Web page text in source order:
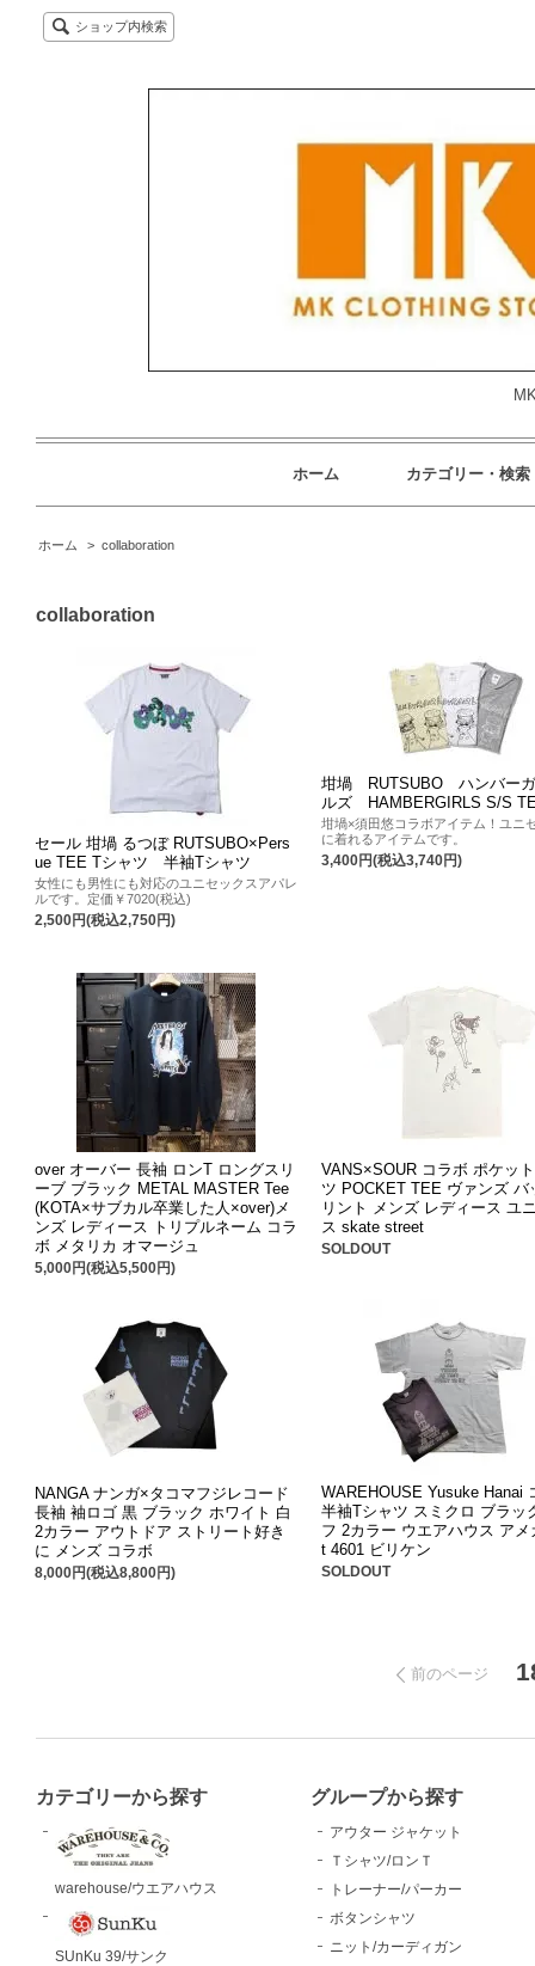
ショップ内検索
ホーム カテゴリー・検索
ホーム > collaboration
collaboration
セール 坩堝 るつぼ RUTSUBO×Pers
ue TEE Tシャツ 半袖Tシャツ
女性にも男性にも対応のユニセックスアパレ
ルです。定価￥7020(税込)
2,500円(税込2,750円)
坩堝 RUTSUBO ハンバー
ルズ HAMBERGIRLS S/S
坩堝×須田悠コラボアイテム！ユニ
に着れるアイテムです。
3,400円(税込3,740円)
over オーバー 長袖 ロンT ロングスリ
ーブ ブラック METAL MASTER Tee
(KOTA×サブカル卒業した人×over)メ
ンズ レディース トリプルネーム コラ
ボ メタリカ オマージュ
5,000円(税込5,500円)
VANS×SOUR コラボ ポケッ
ツ POCKET TEE ヴァンズ バ
リント メンズ レディース ユ
ス skate street
SOLDOUT
NANGA ナンガ×タコマフジレコード
長袖 袖ロゴ 黒 ブラック ホワイト 白
2カラー アウトドア ストリート好き
に メンズ コラボ
8,000円(税込8,800円)
WAREHOUSE Yusuke Hanai
半袖Tシャツ スミクロ ブラッ
フ 2カラー ウエアハウス アメ
t 4601 ビリケン
SOLDOUT
前のページ
カテゴリーから探す
warehouse/ウエアハウス
SUnKu 39/サンク
グループから探す
アウター ジャケット
Ｔシャツ/ロンＴ
トレーナー/パーカー
ボタンシャツ
ニット/カーディガン